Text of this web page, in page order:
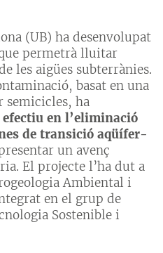
(UB) ha desenvolupat
permetrà lluitar
les aigües subterrànies.
basat en una
semicicles, ha
en l’eliminació
de transició aqüífer-
un avenç
El projecte l’ha dut a
Ambiental i
en el grup de
Sostenible i